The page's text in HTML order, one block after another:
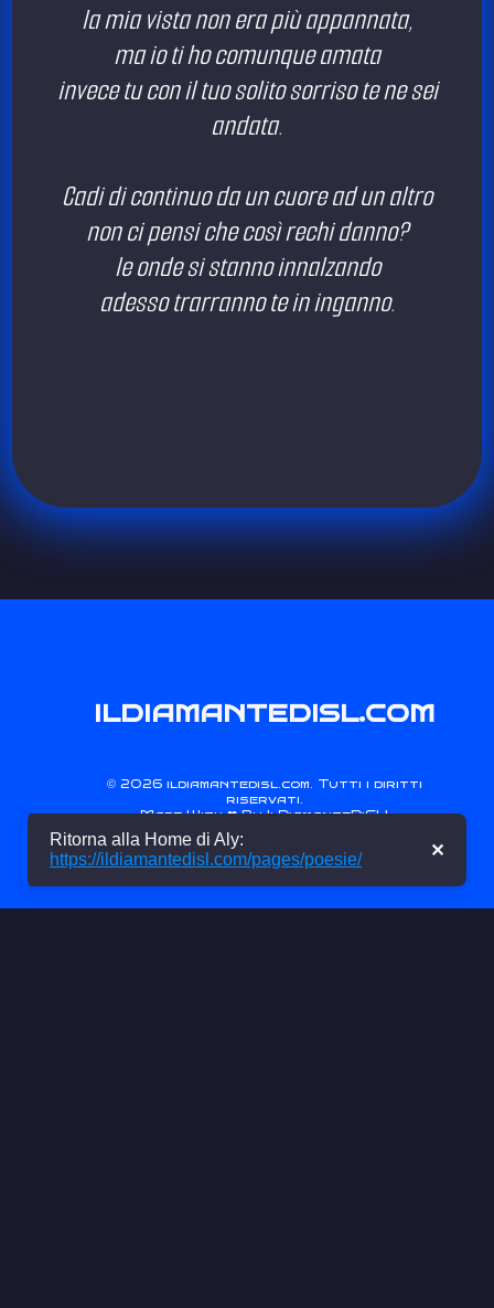
la mia vista non era più appannata,
ma io ti ho comunque amata
invece tu con il tuo solito sorriso te ne sei
andata.
Cadi di continuo da un cuore ad un altro
non ci pensi che così rechi danno?
le onde si stanno innalzando
adesso trarranno te in inganno.
Ritorna alla Home di Aly:
https://ildiamantedisl.com/pages/poesie/
✕
ildiamantedisl.com
©2026 ildiamantedisl.com. Tutti i diritti
riservati.
Made With ❤ ByIlDiamanteDiSL!
Link Utili
Services Status